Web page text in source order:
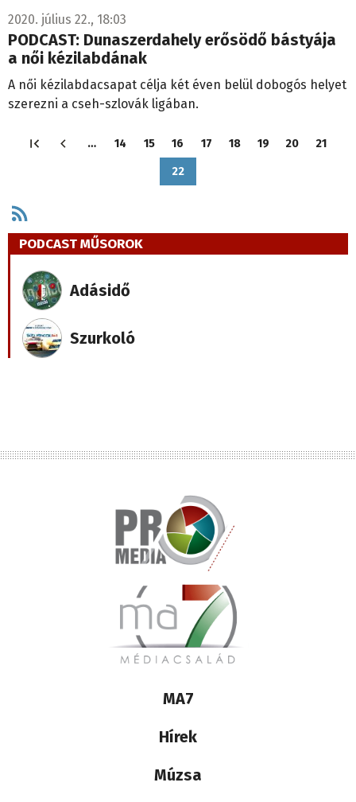
2020. július 22., 18:03
PODCAST: Dunaszerdahely erősödő bástyája
a női kézilabdának
A női kézilabdacsapat célja két éven belül dobogós helyet
szerezni a cseh-szlovák ligában.
Oldalszámozás
…
Oldal
14
Oldal
15
Oldal
16
Oldal
17
Oldal
18
Oldal
19
Oldal
20
Oldal
21
Jelenlegi
22
PODCAST MŰSOROK
Adásidő
Szurkoló
Lábléc
médiacsalád
MA7
Hírek
Múzsa